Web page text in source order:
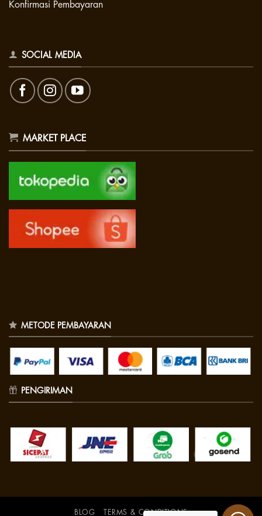
Konfirmasi Pembayaran
SOCIAL MEDIA
MARKET PLACE
METODE PEMBAYARAN
PENGIRIMAN
BLOG TERMS & CONDITIONS